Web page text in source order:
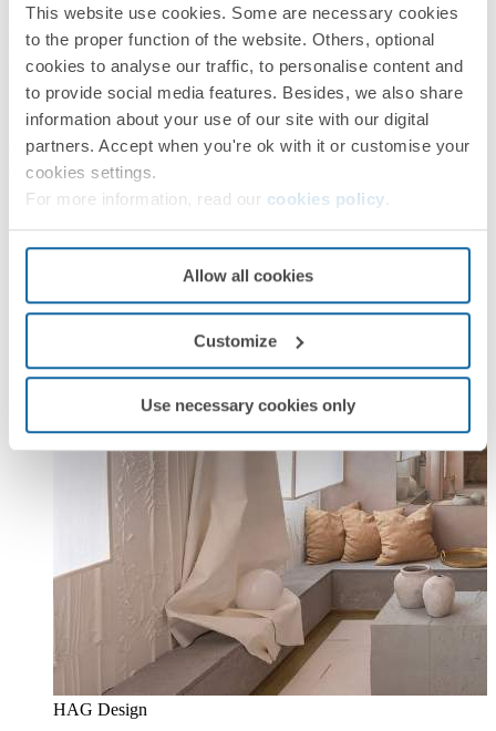
This website use cookies. Some are necessary cookies
to the proper function of the website. Others, optional
cookies to analyse our traffic, to personalise content and
to provide social media features. Besides, we also share
information about your use of our site with our digital
partners. Accept when you're ok with it or customise your
cookies settings.
For more information, read our cookies policy
Allow all cookies
Customize
Use necessary cookies only
Diseñado por Paola y Katja Hexel, este dormitorio es una oda a los
pequeños comienzos que inspiran grandeza. Texturas, estructuras y
materiales cuidadosamente escogidos crean un espacio íntimo y
poético.
Simon contribuye con iluminación envolvente, mecanismos
elegantes y sistemas integradores que refuerzan la narrativa del
espacio.
HAG Design